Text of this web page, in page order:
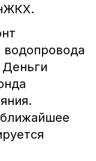
водопровода